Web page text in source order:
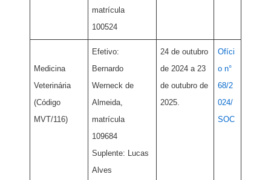
matrícula
100524
Medicina
Veterinária
(Código
MVT/116)
Efetivo:
Bernardo
Werneck de
Almeida,
matrícula
109684
Suplente: Lucas
Alves
24 de outubro
de 2024 a 23
de outubro de
2025.
Ofíci
o n°
68/2
024/
SOC